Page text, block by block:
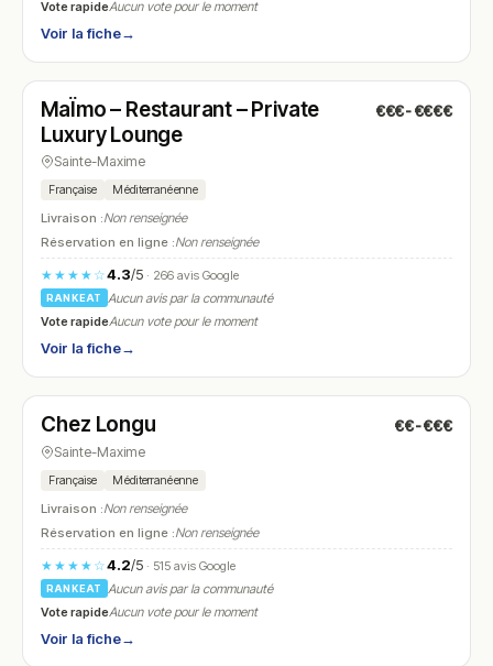
Vote rapideAucun vote pour le moment
Voir la fiche→
N° 19
MaÏmo – Restaurant – Private
Luxury Lounge
€€€-€€€€
Sainte-Maxime
Française Méditerranéenne
Livraison :Non renseignée
Réservation en ligne :Non renseignée
★★★★☆4.3/5· 266 avis Google
RANKEAT
Aucun avis par la communauté
Vote rapideAucun vote pour le moment
Voir la fiche→
N° 20
Chez Longu €€-€€€
Sainte-Maxime
Française Méditerranéenne
Livraison :Non renseignée
Réservation en ligne :Non renseignée
★★★★☆4.2/5· 515 avis Google
RANKEAT
Aucun avis par la communauté
Vote rapideAucun vote pour le moment
Voir la fiche→